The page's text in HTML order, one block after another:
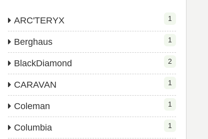
ARC'TERYX 1
Berghaus 1
BlackDiamond 2
CARAVAN 1
Coleman 1
Columbia 1